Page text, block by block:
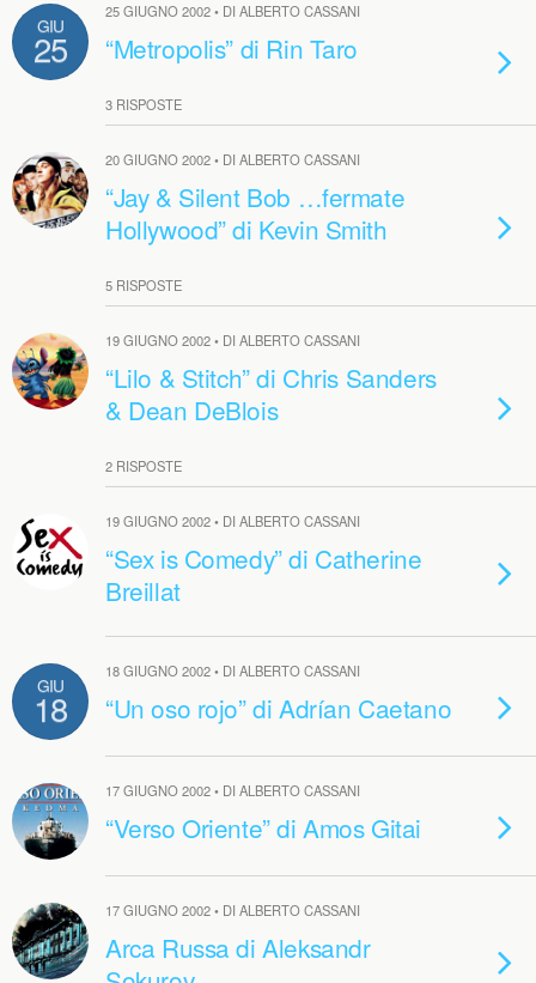
GIU
25
25 GIUGNO 2002 • DI ALBERTO CASSANI
“Metropolis” di Rin Taro
3 RISPOSTE
20 GIUGNO 2002 • DI ALBERTO CASSANI
“Jay & Silent Bob …fermate
Hollywood” di Kevin Smith
5 RISPOSTE
19 GIUGNO 2002 • DI ALBERTO CASSANI
“Lilo & Stitch” di Chris Sanders
& Dean DeBlois
2 RISPOSTE
19 GIUGNO 2002 • DI ALBERTO CASSANI
“Sex is Comedy” di Catherine
Breillat
GIU
18
18 GIUGNO 2002 • DI ALBERTO CASSANI
“Un oso rojo” di Adrían Caetano
17 GIUGNO 2002 • DI ALBERTO CASSANI
“Verso Oriente” di Amos Gitai
17 GIUGNO 2002 • DI ALBERTO CASSANI
Arca Russa di Aleksandr